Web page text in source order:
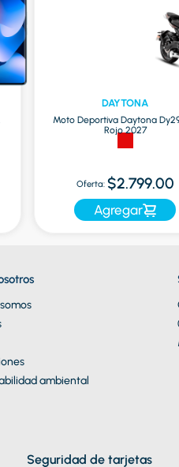
DAYTONA
Moto Deportiva Daytona
Rojo 2027
Oferta: $2.799.00
Agregar
ambiental
Seguridad de tarjetas